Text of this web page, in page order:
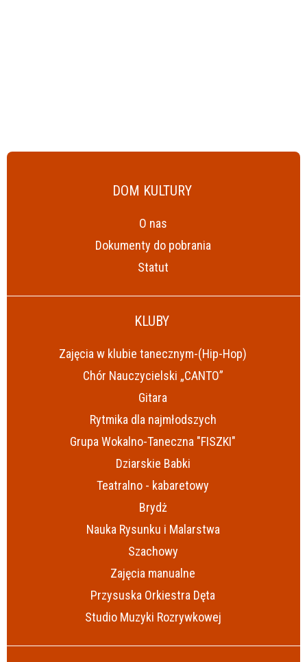
DOM KULTURY
O nas
Dokumenty do pobrania
Statut
KLUBY
Zajęcia w klubie tanecznym-(Hip-Hop)
Chór Nauczycielski „CANTO”
Gitara
Rytmika dla najmłodszych
Grupa Wokalno-Taneczna "FISZKI"
Dziarskie Babki
Teatralno - kabaretowy
Brydż
Nauka Rysunku i Malarstwa
Szachowy
Zajęcia manualne
Przysuska Orkiestra Dęta
Studio Muzyki Rozrywkowej